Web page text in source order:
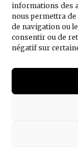
informations des
nous permettra
de navigation ou
consentir ou de
négatif sur